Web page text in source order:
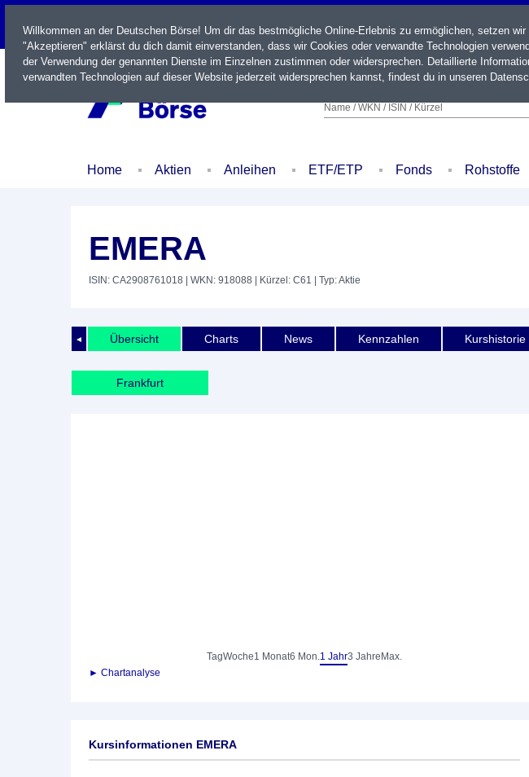
LIVE
Name / WKN / ISIN / Kürzel
Home Aktien Anleihen ETF/ETP Fonds Rohstoffe
EMERA
ISIN: CA2908761018 | WKN: 918088 | Kürzel: C61 | Typ: Aktie
◄ Übersicht Charts News Kennzahlen Kurshistorie
Frankfurt
TagWoche1 Monat6 Mon.1 Jahr3 Jahre Max.
► Chartanalyse
Kursinformationen EMERA
Willkommen an der Deutschen Börse! Um dir das bestmögliche Online-Erlebnis zu ermöglichen, setzen
"Akzeptieren" erklärst du dich damit einverstanden, dass wir Cookies oder verwandte Technologien
der Verwendung der genannten Dienste im Einzelnen zustimmen oder widersprechen. Detaillierte
verwandten Technologien auf dieser Website jederzeit widersprechen kannst, findest du in unseren